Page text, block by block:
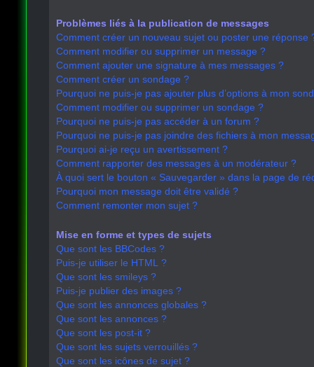
Problèmes liés à la publication de messages
Comment créer un nouveau sujet ou poster une réponse
Comment modifier ou supprimer un message ?
Comment ajouter une signature à mes messages ?
Comment créer un sondage ?
Pourquoi ne puis-je pas ajouter plus d’options à mon
Comment modifier ou supprimer un sondage ?
Pourquoi ne puis-je pas accéder à un forum ?
Pourquoi ne puis-je pas joindre des fichiers à mon
Pourquoi ai-je reçu un avertissement ?
Comment rapporter des messages à un modérateur ?
À quoi sert le bouton « Sauvegarder » dans la page de
Pourquoi mon message doit être validé ?
Comment remonter mon sujet ?
Mise en forme et types de sujets
Que sont les BBCodes ?
Puis-je utiliser le HTML ?
Que sont les smileys ?
Puis-je publier des images ?
Que sont les annonces globales ?
Que sont les annonces ?
Que sont les post-it ?
Que sont les sujets verrouillés ?
Que sont les icônes de sujet ?